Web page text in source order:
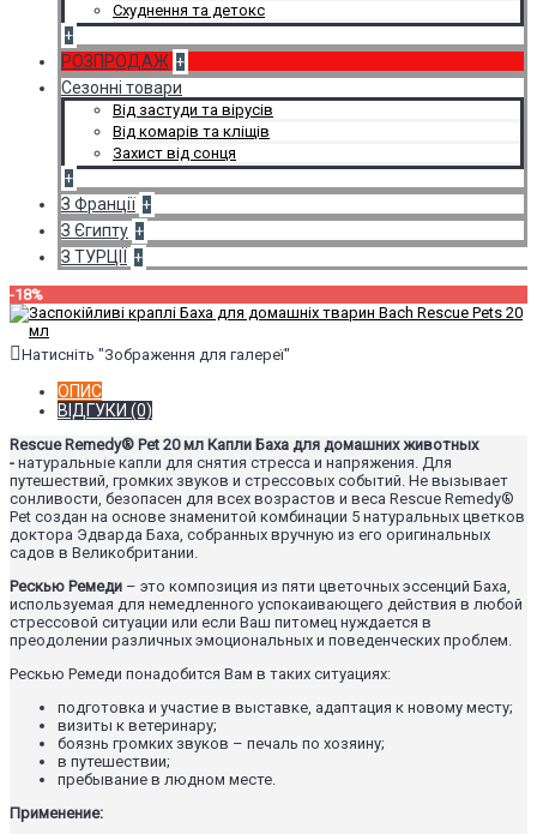
Схуднення та детокс
+
РОЗПРОДАЖ +
Сезонні товари
Від застуди та вірусів
Від комарів та кліщів
Захист від сонця
+
З Франції +
З Єгипту +
З ТУРЦІЇ +
-18%
Натисніть "Зображення для галереї"
ОПИС
ВІДГУКИ (0)
Rescue Remedy® Pet 20 мл Капли Баха для домашних животных
- натуральные капли для снятия стресса и напряжения. Для
путешествий, громких звуков и стрессовых событий. Не вызывает
сонливости, безопасен для всех возрастов и веса Rescue Remedy®
Pet создан на основе знаменитой комбинации 5 натуральных цветков
доктора Эдварда Баха, собранных вручную из его оригинальных
садов в Великобритании.
Рескью Ремеди – это композиция из пяти цветочных эссенций Баха,
используемая для немедленного успокаивающего действия в любой
стрессовой ситуации или если Ваш питомец нуждается в
преодолении различных эмоциональных и поведенческих проблем.
Рескью Ремеди понадобится Вам в таких ситуациях:
подготовка и участие в выставке, адаптация к новому месту;
визиты к ветеринару;
боязнь громких звуков – печаль по хозяину;
в путешествии;
пребывание в людном месте.
Применение: